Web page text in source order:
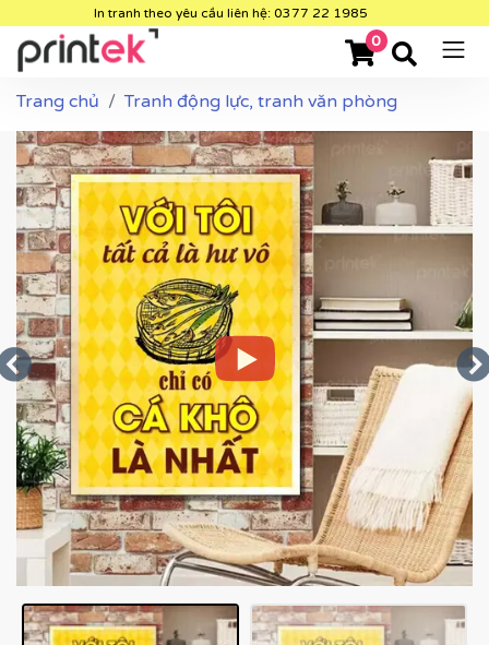
In tranh theo yêu cầu liên hệ: 0377 22 1985
0
Trang chủ Tranh động lực, tranh văn phòng